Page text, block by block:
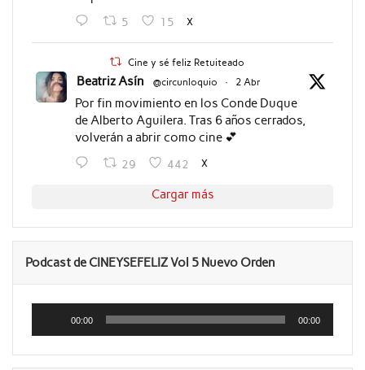
5 15 X
Cine y sé feliz Retuiteado
Beatriz Asín @circunloquio · 2 Abr
Por fin movimiento en los Conde Duque
de Alberto Aguilera. Tras 6 años cerrados,
volverán a abrir como cine 💕
29 442 X
Cargar más
Podcast de CINEYSEFELIZ Vol 5 Nuevo Orden
Reproductor
audio
00:00 00:00